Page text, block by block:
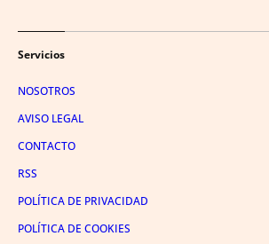
Servicios
NOSOTROS
AVISO LEGAL
CONTACTO
RSS
POLÍTICA DE PRIVACIDAD
POLÍTICA DE COOKIES